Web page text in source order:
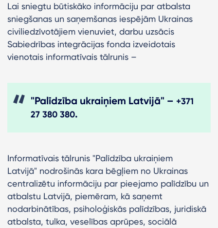
Lai sniegtu būtiskāko informāciju par atbalsta
sniegšanas un saņemšanas iespējām Ukrainas
civiliedzīvotājiem vienuviet, darbu uzsācis
Sabiedrības integrācijas fonda izveidotais
vienotais informatīvais tālrunis –
"Palīdzība ukraiņiem Latvijā" – +371
27 380 380.
Informatīvais tālrunis "Palīdzība ukraiņiem
Latvijā" nodrošinās kara bēgļiem no Ukrainas
centralizētu informāciju par pieejamo palīdzību un
atbalstu Latvijā, piemēram, kā saņemt
nodarbinātības, psiholoģiskās palīdzības, juridiskā
atbalsta, tulka, veselības aprūpes, sociālā